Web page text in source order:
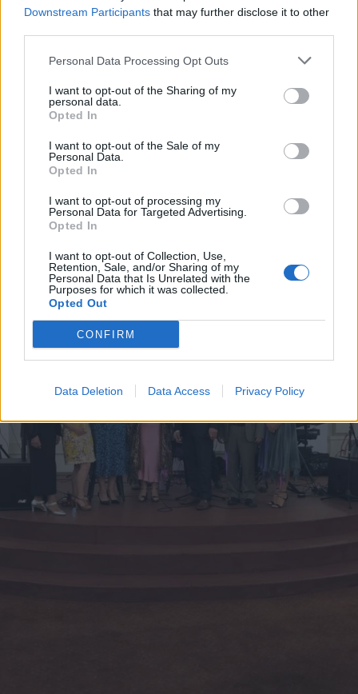
Downstream Participants that may further disclose it to other
Personal Data Processing Opt Outs
I want to opt-out of the Sharing of my
personal data.
Opted In
I want to opt-out of the Sale of my
Personal Data.
Opted In
I want to opt-out of processing my
Personal Data for Targeted Advertising.
Opted In
I want to opt-out of Collection, Use,
Retention, Sale, and/or Sharing of my
Personal Data that Is Unrelated with the
Purposes for which it was collected.
Opted Out
CONFIRM
Data Deletion Data Access Privacy Policy